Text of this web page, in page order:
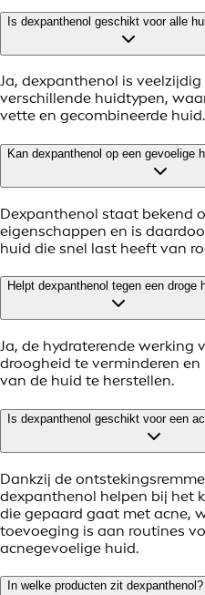
Is dexpanthenol geschikt voor alle
Ja, dexpanthenol is
verschillende huidtypen,
vette en gecombineerde huid.
Kan dexpanthenol op een gevoelige
Dexpanthenol staat bekend
eigenschappen en is
huid die snel last heeft van
Helpt dexpanthenol tegen een droge
Ja, de hydraterende werking
droogheid te verminderen
van de huid te herstellen.
Is dexpanthenol geschikt voor een
Dankzij de
dexpanthenol helpen bij het
die gepaard gaat met acne,
toevoeging is aan routines
acnegevoelige huid.
In welke producten zit dexpanthenol?